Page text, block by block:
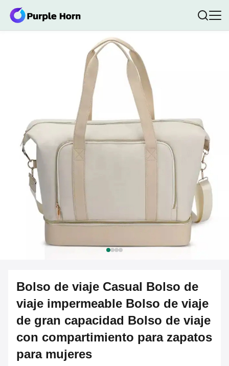
Bolso de viaje Casual Bolso de
viaje impermeable Bolso de viaje
de gran capacidad Bolso de viaje
con compartimiento para zapatos
para mujeres